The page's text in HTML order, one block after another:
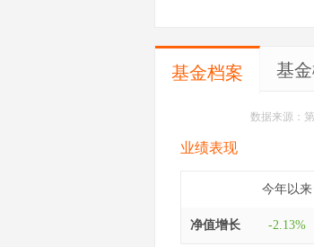
基金档案 基
数据来源：
业绩表现
今年以来
净值增长 -2.13%